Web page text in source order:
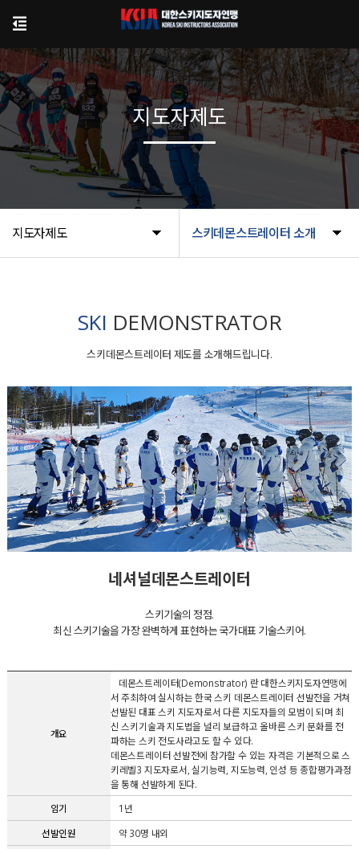
지도자제도 스키데몬스트레이터 소개
지도자제도
SKI DEMONSTRATOR
스키데몬스트레이터 제도를 소개해드립니다.
네셔널데몬스트레이터
스키기술의 정점.
최신 스키기술을 가장 완벽하게 표현하는 국가대표 기술스키어.
개요
데몬스트레이터(Demonstrator) 란 대한스키지도자연맹에
서 주최하여 실시하는 한국 스키 데몬스트레이터 선발전을 거쳐
선발된 대표 스키 지도자로서 다른 지도자들의 모범이 되며 최
신 스키기술과 지도법을 널리 보급하고 올바른 스키 문화를 전
파하는 스키 전도사라고도 할 수 있다.
데몬스트레이터 선발전에 참가할 수 있는 자격은 기본적으로 스
키레벨3 지도자로서, 실기능력, 지도능력, 인성 등 종합평가과정
을 통해 선발하게 된다.
임기
1년
선발인원
약 30명 내외